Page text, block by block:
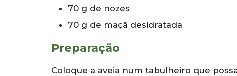
70 g de nozes
70 g de maçã desidratada
Preparação
Coloque a aveia num tabulheiro que